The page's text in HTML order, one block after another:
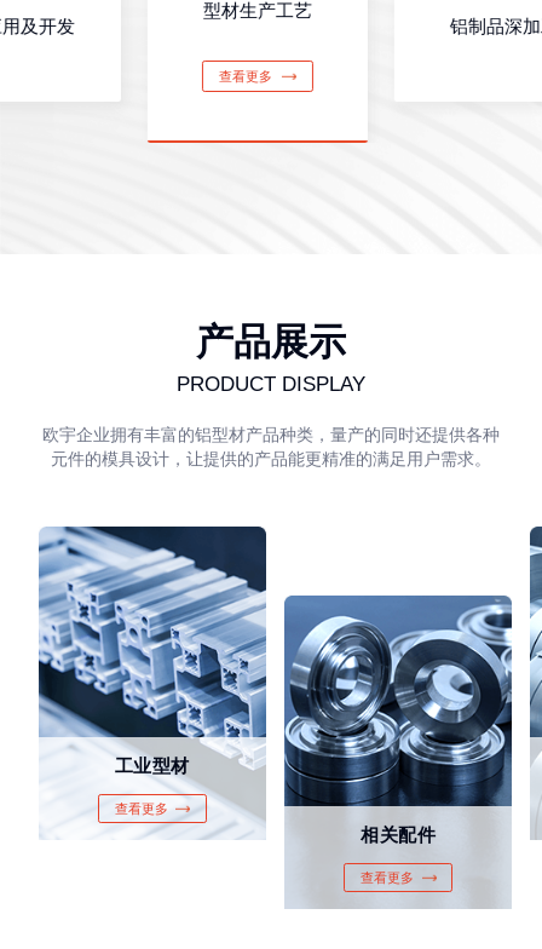
及开发
型材生产工艺
查看更多
铝制品深
产品展示
PRODUCT DISPLAY
欧宇企业拥有丰富的铝型材产品种类，量产的同时还提供各种
元件的模具设计，让提供的产品能更精准的满足用户需求。
工业型材
查看更多
相关配件
查看更多